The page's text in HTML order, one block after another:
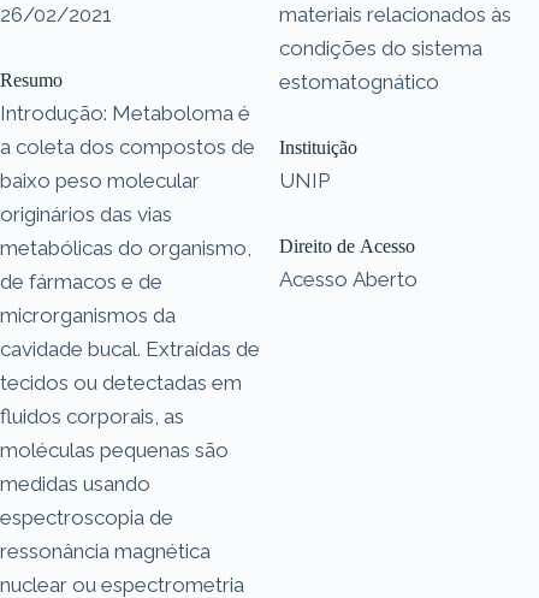
26/02/2021
Resumo
Introdução: Metaboloma é
a coleta dos compostos de
baixo peso molecular
originários das vias
metabólicas do organismo,
de fármacos e de
microrganismos da
cavidade bucal. Extraídas de
tecidos ou detectadas em
fluidos corporais, as
moléculas pequenas são
medidas usando
espectroscopia de
ressonância magnética
nuclear ou espectrometria
materiais relacionados às
condições do sistema
estomatognático
Instituição
UNIP
Direito de Acesso
Acesso Aberto